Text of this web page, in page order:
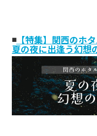
◾️【特集】関西のホ
夏の夜に出逢う幻想